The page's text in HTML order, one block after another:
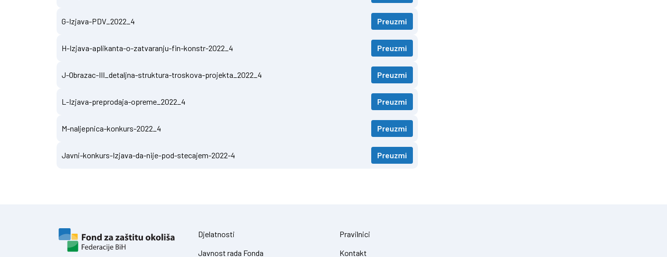
G-Izjava-PDV_2022_4 Preuzmi
H-Izjava-aplikanta-o-zatvaranju-fin-konstr-2022_4 Preuzmi
J-Obrazac-III_detaljna-struktura-troskova-projekta_2022_4 Preuzmi
L-Izjava-preprodaja-opreme_2022_4 Preuzmi
M-naljepnica-konkurs-2022_4 Preuzmi
Javni-konkurs-Izjava-da-nije-pod-stecajem-2022-4 Preuzmi
Djelatnosti
Javnost rada Fonda
Pravilnici
Kontakt